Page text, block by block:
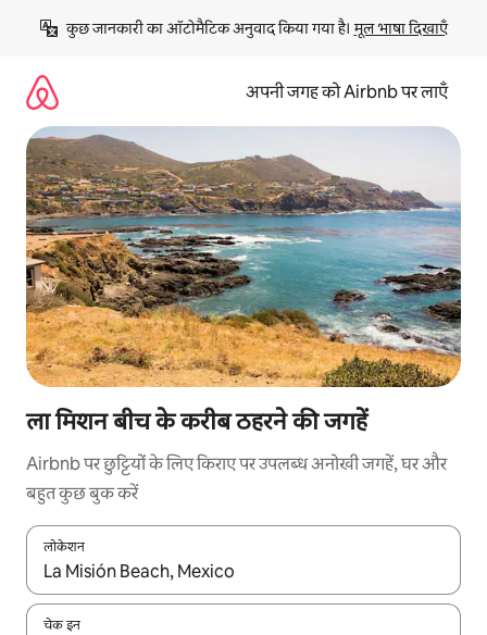
छोड़कर
कॉन्टेंट
कुछ जानकारी का ऑटोमैटिक अनुवाद किया गया है। मूल भाषा दिखाएँ
अपनी जगह को Airbnb पर लाएँ
ला मिशन बीच के करीब ठहरने की जगहें
Airbnb पर छुट्टियों के लिए किराए पर उपलब्ध अनोखी जगहें, घर और
बहुत कुछ बुक करें
लोकेशन
नतीजों के उपलब्ध होने पर, अप और डाउन 'ऐरो की' का इस्तेमाल करके नेविगेट
चेक इन